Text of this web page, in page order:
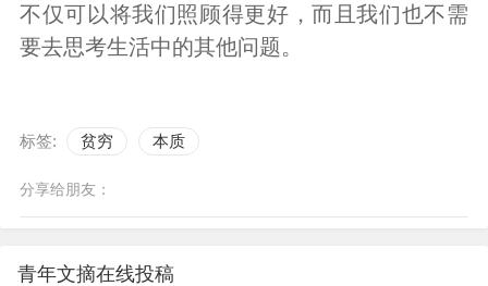
不仅可以将我们照顾得更好，而且我们也不需
要去思考生活中的其他问题。
标签: 贫穷 本质
分享给朋友：
青年文摘在线投稿